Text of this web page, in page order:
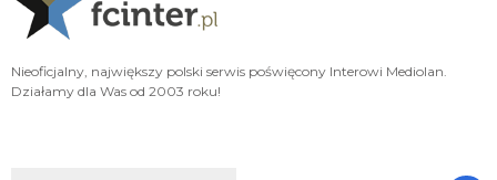
Xucatlan
Ja to przypuszczam, że gdybyśmy mieli całkiem nowy zarząd bez ludzi
takich jak Zanrtti, Ausilio czy Marotta, którzy rozumieją klub, nie tylko
cyferki, to nawet Stankovica byśmy nie mieli.
Nieoficjalny, największy polski serwis poświęcony Interowi Mediolan.
Działamy dla Was od 2003 roku!